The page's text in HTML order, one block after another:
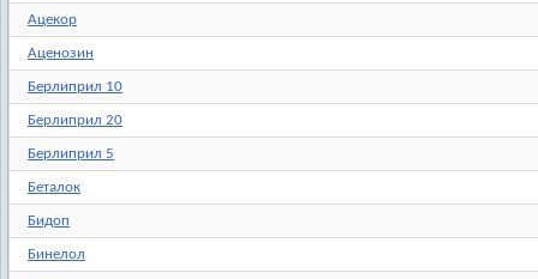
Ацекор
Аценозин
Берлиприл 10
Берлиприл 20
Берлиприл 5
Беталок
Бидоп
Бинелол